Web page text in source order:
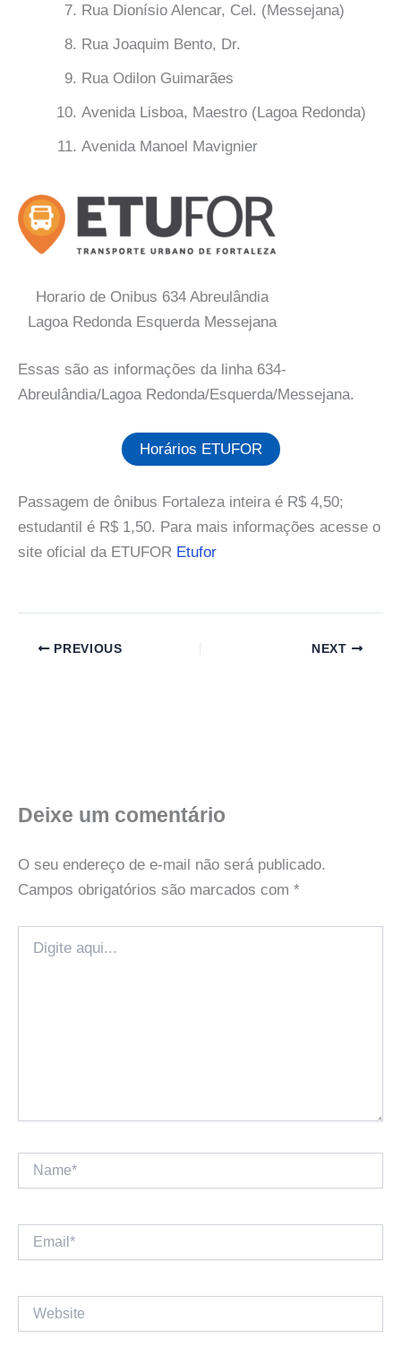
Rua Dionísio Alencar, Cel. (Messejana)
Rua Joaquim Bento, Dr.
Rua Odilon Guimarães
Avenida Lisboa, Maestro (Lagoa Redonda)
Avenida Manoel Mavignier
Horario de Onibus 634 Abreulândia
Lagoa Redonda Esquerda Messejana
Essas são as informações da linha 634-
Abreulândia/Lagoa Redonda/Esquerda/Messejana.
Horários ETUFOR
Passagem de ônibus Fortaleza inteira é R$ 4,50;
estudantil é R$ 1,50. Para mais informações acesse o
site oficial da ETUFOR Etufor
PREVIOUS NEXT
Deixe um comentário
O seu endereço de e-mail não será publicado.
Campos obrigatórios são marcados com *
aqui...
Name*